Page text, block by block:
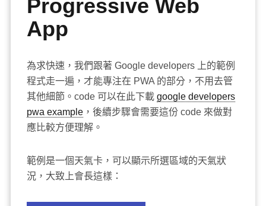
Progressive Web
App
為求快速，我們跟著 Google developers 上的範例
程式走一遍，才能專注在 PWA 的部分，不用去管
其他細節。code 可以在此下載 google developers
pwa example ，後續步驟會需要這份 code 來做對
應比較方便理解。
範例是一個天氣卡，可以顯示所選區域的天氣狀
況，大致上會長這樣：